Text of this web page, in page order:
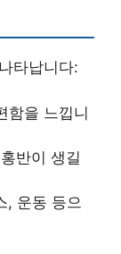
타납니다:
함을 느낍니
반이 생길
, 운동 등으